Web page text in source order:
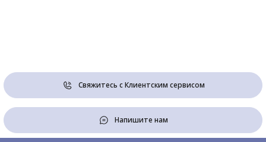
Свяжитесь с Клиентским сервисом
Напишите нам